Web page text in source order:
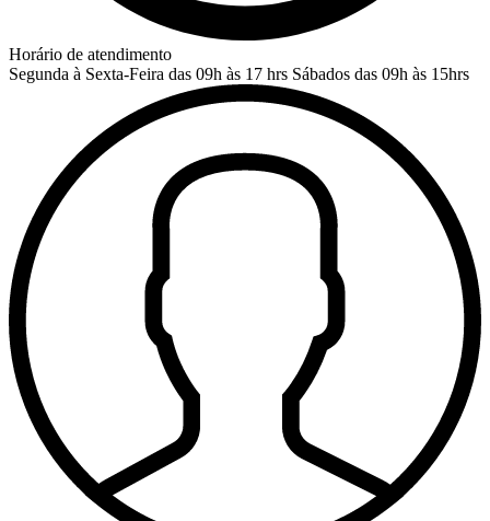
Horário de atendimento
Segunda à Sexta-Feira das 09h às 17 hrs Sábados das 09h às 15hrs